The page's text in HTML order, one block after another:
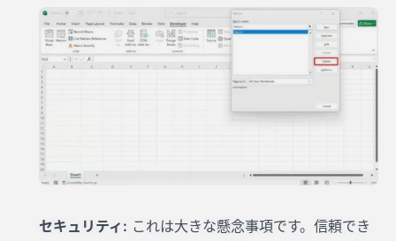
セキュリティ: これは大きな懸念事項です。信頼でき